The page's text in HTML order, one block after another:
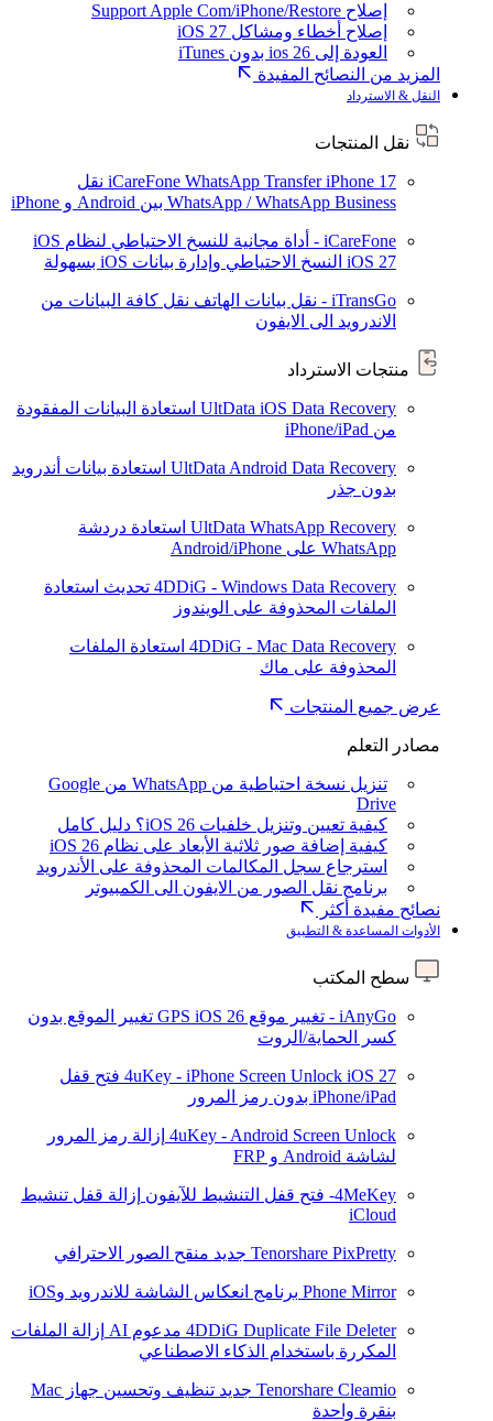
إصلاح Support Apple Com/iPhone/Restore
إصلاح أخطاء ومشاكل iOS 27
العودة إلى ios 26 بدون iTunes
المزيد من النصائح المفيدة
النقل & الاسترداد
نقل المنتجات
iCareFone WhatsApp TransferiPhone 17
نقل
WhatsApp / WhatsApp Business بين Android و iPhone
iCareFone - أداة مجانية للنسخ الاحتياطي لنظام iOS
iOS 27 النسخ الاحتياطي وإدارة بيانات iOS بسهولة
iTransGo - نقل بيانات الهاتف
نقل كافة البيانات من
الاندرويد الى الايفون
منتجات الاسترداد
UltData iOS Data Recovery استعادة البيانات المفقودة
من iPhone/iPad
UltData Android Data Recovery استعادة بيانات أندرويد
بدون جذر
UltData WhatsApp Recovery استعادة دردشة
WhatsApp على Android/iPhone
4DDiG - Windows Data Recovery تحديث استعادة
الملفات المحذوفة على الويندوز
4DDiG - Mac Data Recovery استعادة الملفات
المحذوفة على ماك
عرض جميع المنتجات
مصادر التعلم
تنزيل نسخة احتياطية من WhatsApp من Google
Drive
كيفية تعيين وتنزيل خلفيات iOS 26؟ دليل كامل
كيفية إضافة صور ثلاثية الأبعاد على نظام iOS 26
استرجاع سجل المكالمات المحذوفة على الأندرويد
برنامج نقل الصور من الايفون الى الكمبيوتر
نصائح مفيدة أكثر
الأدوات المساعدة & التطبيق
سطح المكتب
iAnyGo - تغيير موقع GPS iOS 26
تغيير الموقع بدون
كسر الحماية/الروت
4uKey - iPhone Screen Unlock iOS 27
فتح قفل
iPhone/iPad بدون رمز المرور
4uKey - Android Screen Unlock إزالة رمز المرور
لشاشة Android و FRP
4MeKey- فتح قفل التنشيط للآيفون
إزالة قفل تنشيط
iCloud
Tenorshare PixPretty جديد منقح الصور الاحترافي
Phone Mirror برنامج انعكاس الشاشة للاندرويد وiOS
4DDiG Duplicate File Deleter مدعوم AI
إزالة الملفات
المكررة باستخدام الذكاء الاصطناعي
Tenorshare Cleamio جديد
تنظيف وتحسين جهاز Mac
بنقرة واحدة